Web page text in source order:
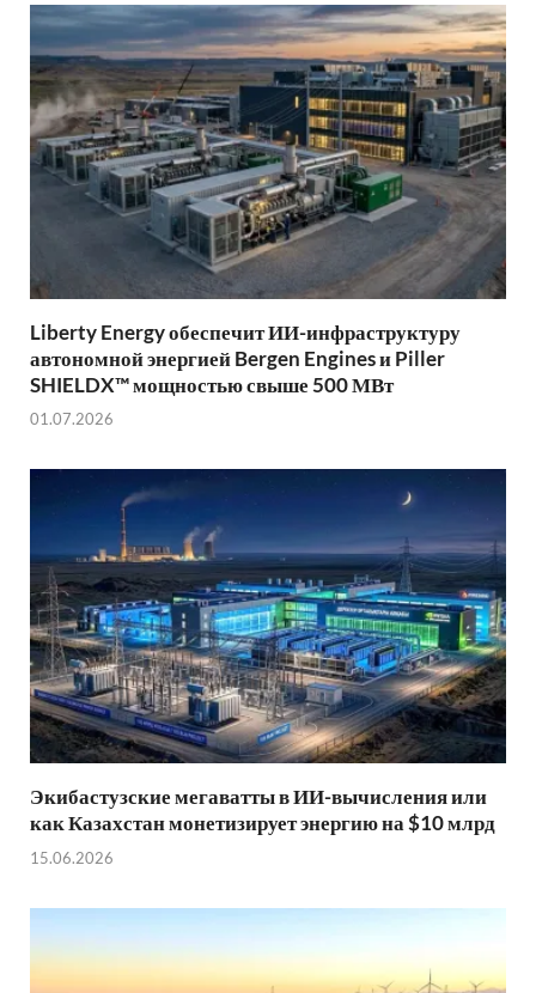
Liberty Energy обеспечит ИИ-инфраструктуру
автономной энергией Bergen Engines и Piller
SHIELDX™ мощностью свыше 500 МВт
01.07.2026
Экибастузские мегаватты в ИИ-вычисления или
как Казахстан монетизирует энергию на $10 млрд
15.06.2026